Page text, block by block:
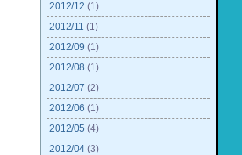
2012/12 (1)
2012/11 (1)
2012/09 (1)
2012/08 (1)
2012/07 (2)
2012/06 (1)
2012/05 (4)
2012/04 (3)